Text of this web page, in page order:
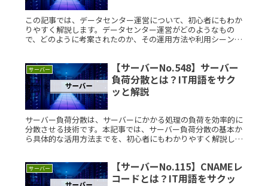
この記事では、データセンター運営について、初心者にもわか
りやすく解説します。データセンター運営がどのようなもの
で、どのように考案されたのか、その運用方法や利用シーンに
サーバー
【サーバーNo.548】サーバー
負荷分散とは？IT用語をサク
ッと解説
サーバー負荷分散は、サーバーにかかる処理の負荷を効率的に
分散させる技術です。本記事では、サーバー負荷分散の基本か
ら具体的な活用方法までを、初心者にもわかりやすく解説しま
サーバー
【サーバーNo.115】CNAMEレ
コードとは？IT用語をサクッ